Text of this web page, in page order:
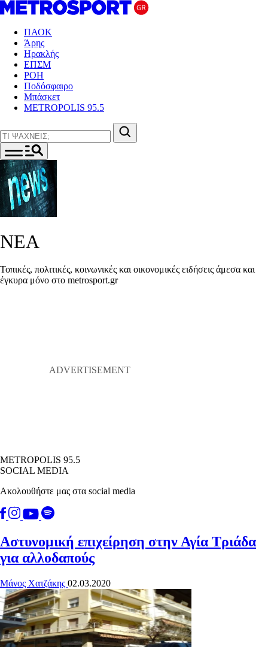
ΠΑΟΚ
Άρης
Ηρακλής
ΕΠΣΜ
ΡΟΗ
Ποδόσφαιρο
Μπάσκετ
METROPOLIS 95.5
ΝΕΑ
Τοπικές, πολιτικές, κοινωνικές και οικονομικές ειδήσεις άμεσα και
έγκυρα μόνο στο metrosport.gr
METROPOLIS 95.5
SOCIAL MEDIA
Ακολουθήστε μας στα social media
Αστυνομική επιχείρηση στην Αγία Τριάδα
για αλλοδαπούς
Μάνος Χατζάκης 02.03.2020